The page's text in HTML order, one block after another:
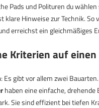
Pads und Polituren du
klare Hinweise zur Technik. So
erreichst ein gleichmäßiges
Kriterien auf
: Es gibt vor allem zwei Bauarten.
haben eine einfache, drehende
Sie sind effizient bei tiefen